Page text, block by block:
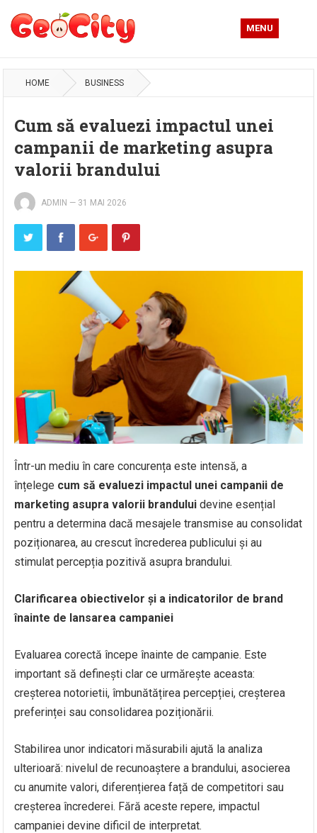
MENU
HOME BUSINESS
Cum să evaluezi impactul unei
campanii de marketing asupra
valorii brandului
ADMIN — 31 MAI 2026
Într-un mediu în care concurența este intensă, a
înțelege cum să evaluezi impactul unei campanii de
marketing asupra valorii brandului devine esențial
pentru a determina dacă mesajele transmise au consolidat
poziționarea, au crescut încrederea publicului și au
stimulat percepția pozitivă asupra brandului.
Clarificarea obiectivelor și a indicatorilor de brand
înainte de lansarea campaniei
Evaluarea corectă începe înainte de campanie. Este
important să definești clar ce urmărește aceasta:
creșterea notorietii, îmbunătățirea percepției, creșterea
preferinței sau consolidarea poziționării.
Stabilirea unor indicatori măsurabili ajută la analiza
ulterioară: nivelul de recunoaștere a brandului, asocierea
cu anumite valori, diferențierea față de competitori sau
creșterea încrederei. Fără aceste repere, impactul
campaniei devine dificil de interpretat.